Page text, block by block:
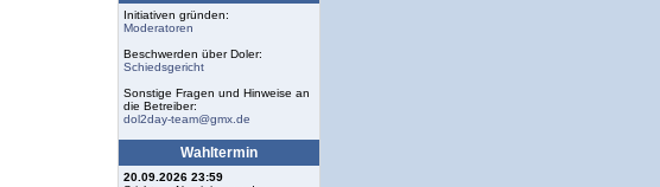
Initiativen gründen:
Moderatoren
Beschwerden über Doler:
Schiedsgericht
Sonstige Fragen und Hinweise an
die Betreiber:
dol2day-team@gmx.de
Wahltermin
20.09.2026 23:59